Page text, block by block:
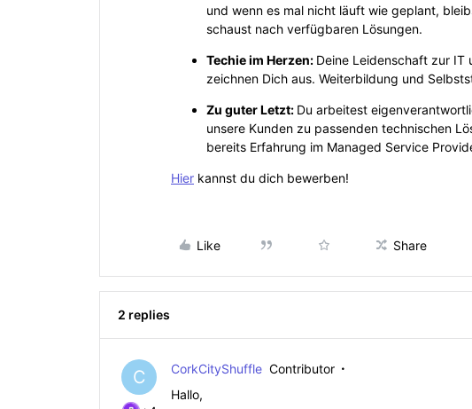
und wenn es mal nicht läuft wie geplant,
schaust nach verfügbaren Lösungen.
Techie im Herzen: Deine Leidenschaft zur IT
zeichnen Dich aus. Weiterbildung und
Zu guter Letzt: Du arbeitest
unsere Kunden zu passenden technischen
bereits Erfahrung im Managed Service
Hier kannst du dich bewerben!
Like Share
2 replies
C CorkCityShuffle Contributor
Hallo,